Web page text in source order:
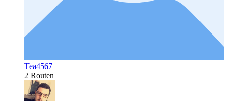
Tea4567
2 Routen